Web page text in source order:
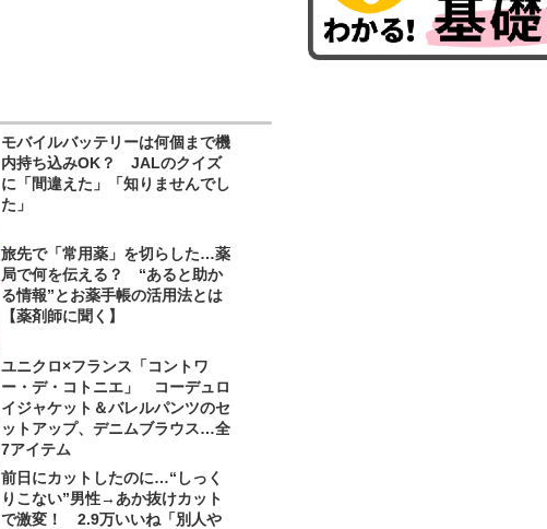
モバイルバッテリーは何個まで機
内持ち込みOK？ JALのクイズ
に「間違えた」「知りませんでし
た」
旅先で「常用薬」を切らした…薬
局で何を伝える？ “あると助か
る情報”とお薬手帳の活用法とは
【薬剤師に聞く】
ユニクロ×フランス「コントワ
ー・デ・コトニエ」 コーデュロ
イジャケット＆バレルパンツのセ
ットアップ、デニムブラウス…全
7アイテム
前日にカットしたのに…“しっく
りこない”男性→あか抜けカット
で激変！ 2.9万いいね「別人や